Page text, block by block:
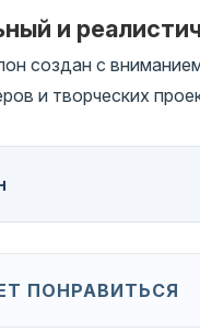
и
создан с вниманием
и творческих
ПОНРАВИТЬСЯ